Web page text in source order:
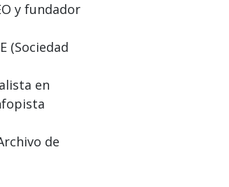
y fundador
(Sociedad
en
de